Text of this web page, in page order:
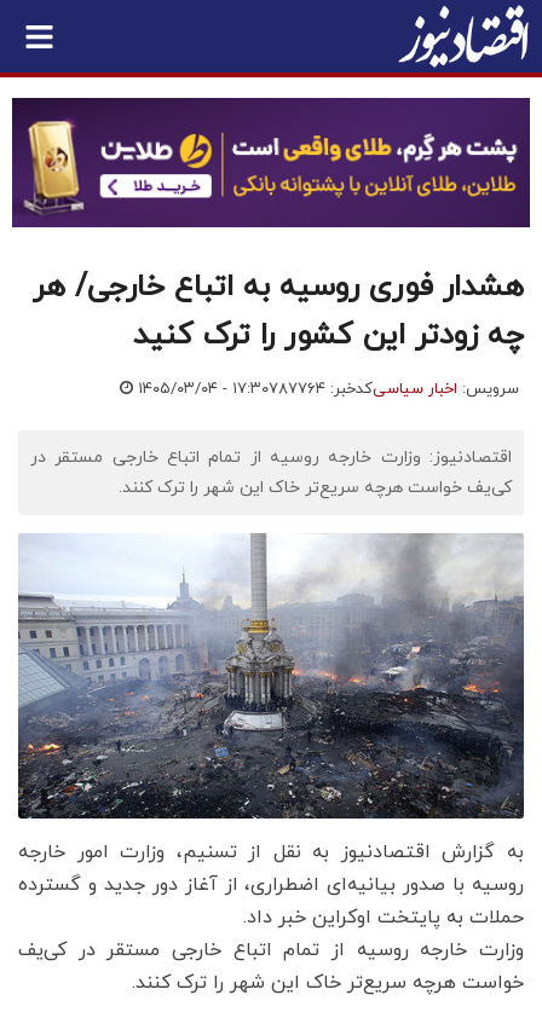
هشدار فوری روسیه به اتباع خارجی/ هر
چه زودتر این کشور را ترک کنید
سرویس: اخبار سیاسیکدخبر: ۷۸۷۷۶۴ ۱۴۰۵/۰۳/۰۴ - ۱۷:۳۰
اقتصادنیوز: وزارت خارجه روسیه از تمام اتباع خارجی مستقر در
کی‌یف خواست هرچه سریع‌تر خاک این شهر را ترک کنند.
به گزارش اقتصادنیوز به نقل از تسنیم، وزارت امور خارجه
روسیه با صدور بیانیه‌ای اضطراری، از آغاز دور جدید و گسترده
حملات به پایتخت اوکراین خبر داد.
وزارت خارجه روسیه از تمام اتباع خارجی مستقر در کی‌یف
خواست هرچه سریع‌تر خاک این شهر را ترک کنند.